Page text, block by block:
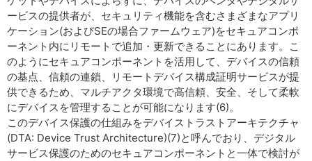
ービスの提供者が、セキュリティ機能を含むさまざまなアプリ
ケーション(およびSEの場合ファームウェア)をセキュアコンポ
ーネント内にリモートで追加・更新できることにあります。こ
のようにセキュアコンポーネントを活用して、デバイスの信頼
の基点、信頼の連鎖、リモートデバイス構成証明サービスが提
供できるため、マルチアクタ環境で高信頼、安全、そして柔軟
にデバイスを管理することが可能になります(6)。
このデバイス保護の仕組みをデバイストラストアーキテクチャ
(DTA: Device Trust Architecture)(7)と呼んでおり、デジタル
サービス保護のためのセキュアコンポーネントと一体で検討が